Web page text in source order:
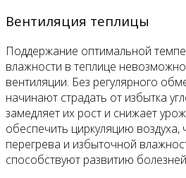
Вентиляция теплицы
Поддержание оптимальной
влажности в теплице
вентиляции. Без регулярного
начинают страдать от избытка
замедляет их рост и снижает
обеспечить циркуляцию
перегрева и избыточной
способствуют развитию